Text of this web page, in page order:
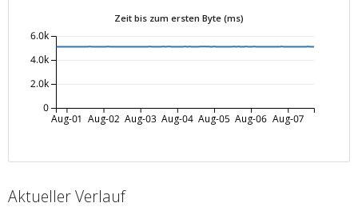
Zeit bis zum ersten Byte (ms)
Aug-01 Aug-02 Aug-03 Aug-04 Aug-05 Aug-06 Aug-07
0
2.0k
4.0k
6.0k
Aktueller Verlauf